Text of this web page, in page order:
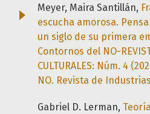
Meyer, Maira Santillán,
escucha amorosa.
un siglo de su primera
Contornos del NO-
CULTURALES: Núm. 4
NO. Revista de
Gabriel D. Lerman,